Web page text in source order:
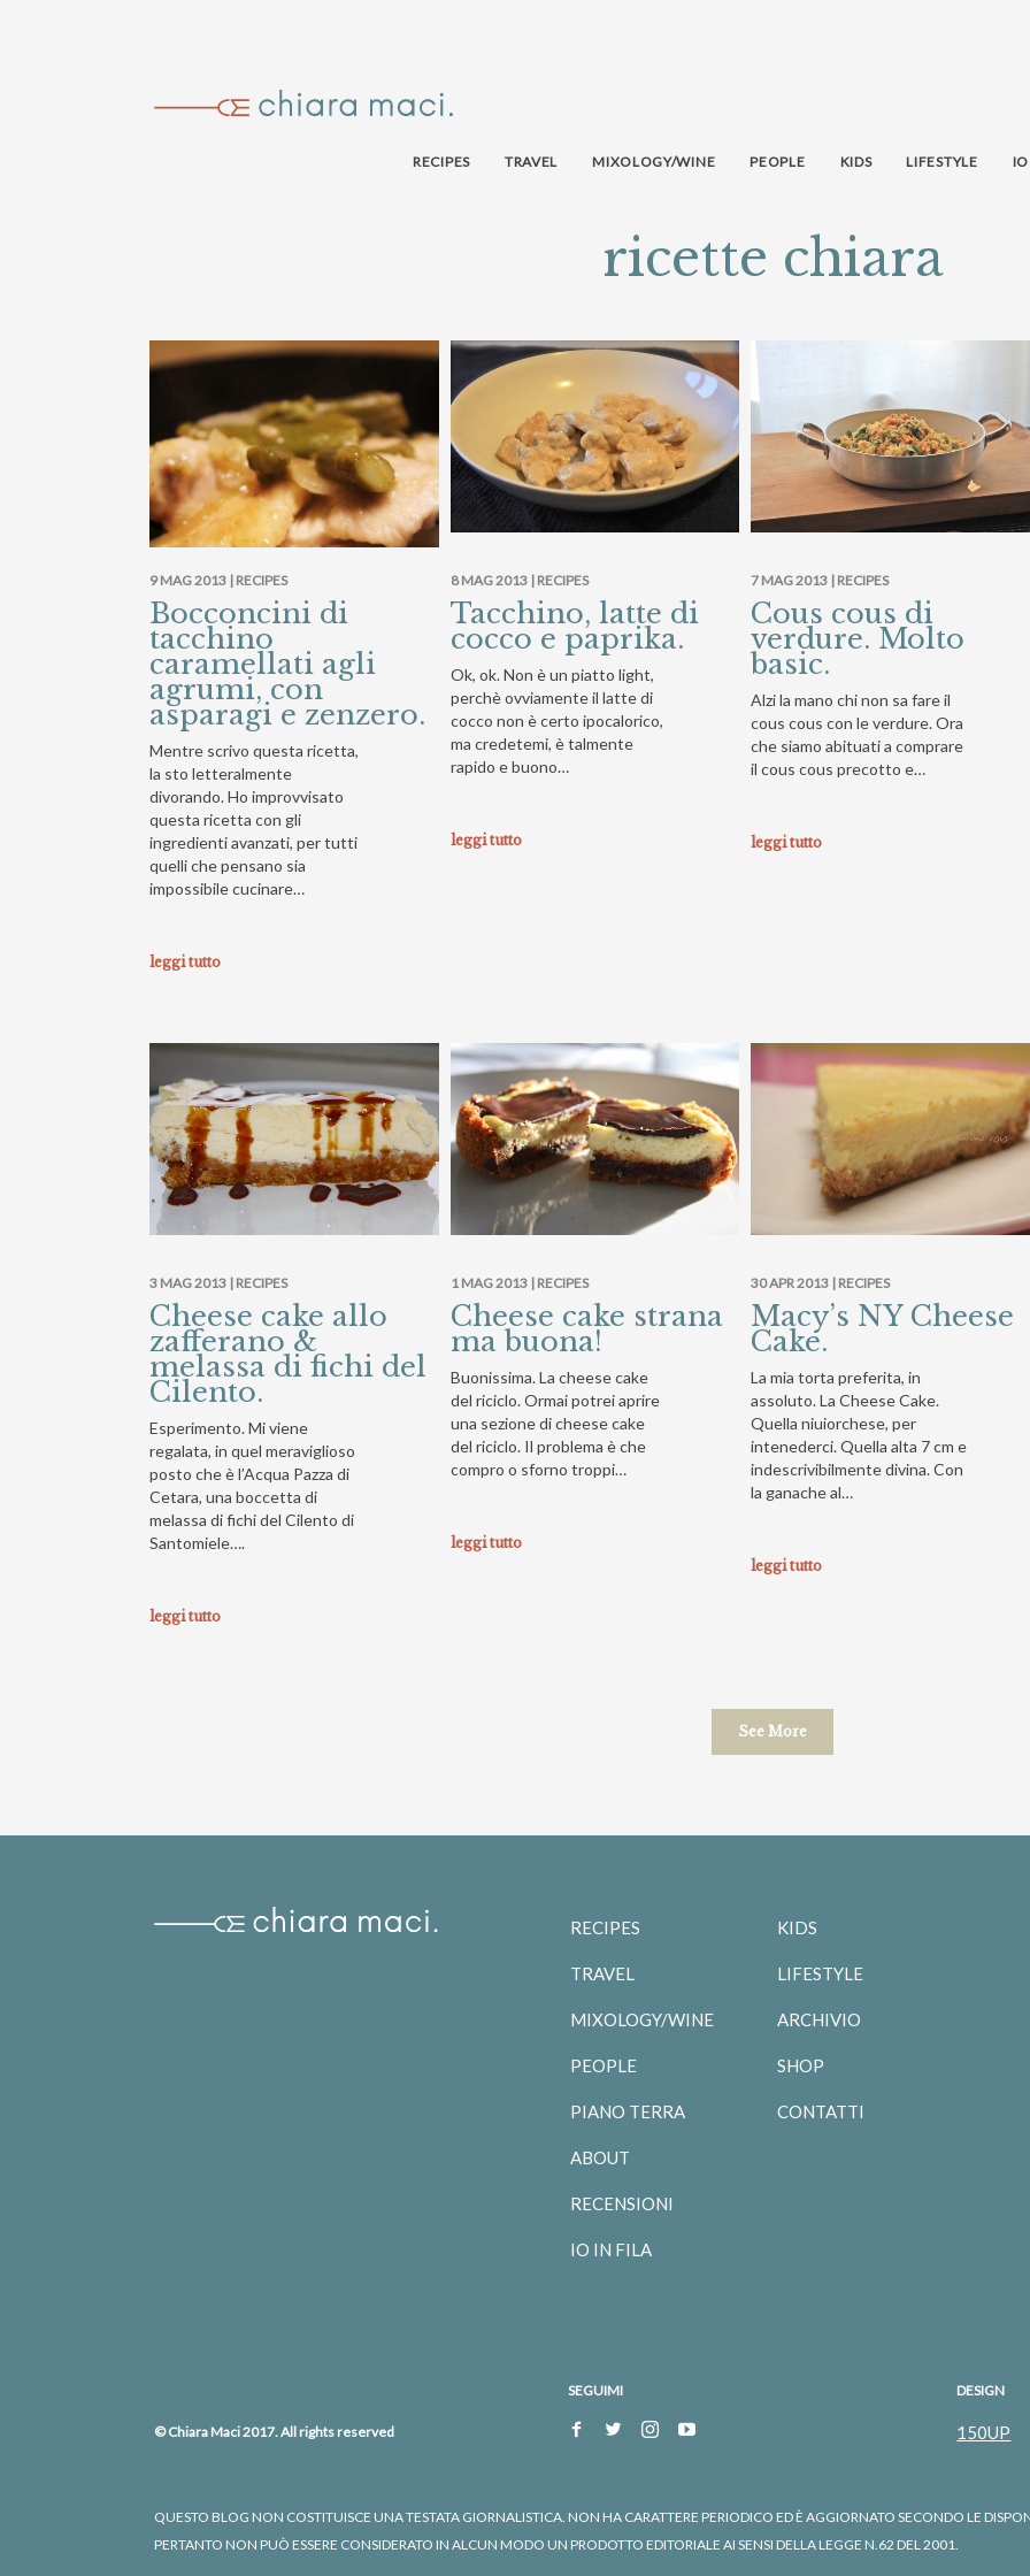
RECIPES TRAVEL MIXOLOGY/WINE PEOPLE KIDS LIFESTYLE
ricette chiara
9 MAG 2013 | RECIPES
Bocconcini di
tacchino
caramellati agli
agrumi, con
asparagi e zenzero.
Mentre scrivo questa ricetta,
la sto letteralmente
divorando. Ho improvvisato
questa ricetta con gli
ingredienti avanzati, per tutti
quelli che pensano sia
impossibile cucinare…
leggi tutto
8 MAG 2013 | RECIPES
Tacchino, latte di
cocco e paprika.
Ok, ok. Non è un piatto light,
perchè ovviamente il latte di
cocco non è certo ipocalorico,
ma credetemi, è talmente
rapido e buono…
leggi tutto
7 MAG 2013 | RECIPES
Cous cous di
verdure. Molto
basic.
Alzi la mano chi non sa fare il
cous cous con le verdure. Ora
che siamo abituati a comprare
il cous cous precotto e…
leggi tutto
3 MAG 2013 | RECIPES
Cheese cake allo
zafferano &
melassa di fichi del
Cilento.
Esperimento. Mi viene
regalata, in quel meraviglioso
posto che è l’Acqua Pazza di
Cetara, una boccetta di
melassa di fichi del Cilento di
Santomiele….
leggi tutto
1 MAG 2013 | RECIPES
Cheese cake strana
ma buona!
Buonissima. La cheese cake
del riciclo. Ormai potrei aprire
una sezione di cheese cake
del riciclo. Il problema è che
compro o sforno troppi…
leggi tutto
30 APR 2013 | RECIPES
Macy’s NY Cheese
Cake.
La mia torta preferita, in
assoluto. La Cheese Cake.
Quella niuiorchese, per
intenederci. Quella alta 7 cm e
indescrivibilmente divina. Con
la ganache al…
leggi tutto
See More
RECIPES
TRAVEL
MIXOLOGY/WINE
PEOPLE
PIANO TERRA
KIDS
LIFESTYLE
ARCHIVIO
SHOP
CONTATTI
ABOUT
RECENSIONI
IO IN FILA
© Chiara Maci 2017. All rights reserved
SEGUIMI DESIGN
150UP
QUESTO BLOG NON COSTITUISCE UNA TESTATA GIORNALISTICA. NON HA CARATTERE PERIODICO ED È AGGIORNATO SECONDO LE
PERTANTO NON PUÒ ESSERE CONSIDERATO IN ALCUN MODO UN PRODOTTO EDITORIALE AI SENSI DELLA LEGGE N.62 DEL 2001.